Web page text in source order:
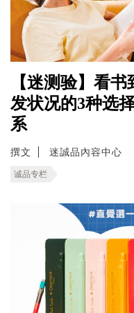
【迷测验】看
发状况的3种选
系
撰文 迷誠品內容中心
诚品专栏